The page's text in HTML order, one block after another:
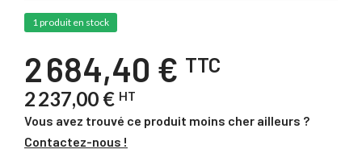
1 produit en stock
2 684,40 € TTC
2 237,00 € HT
Vous avez trouvé ce produit moins cher ailleurs ?
Contactez-nous !